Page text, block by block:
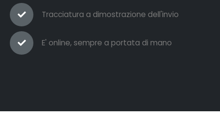
Tracciatura a dimostrazione dell'invio
E' online, sempre a portata di mano